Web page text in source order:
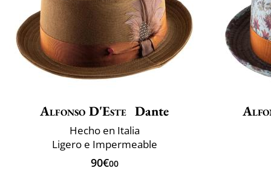
Alfonso D'Este Dante
Hecho en Italia
Ligero e Impermeable
90€00